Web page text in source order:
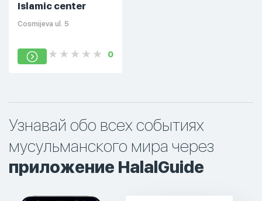
Islamic center
Cosmijeva ul. 5
0
Узнавай обо всех событиях
мусульманского мира через
приложение HalalGuide